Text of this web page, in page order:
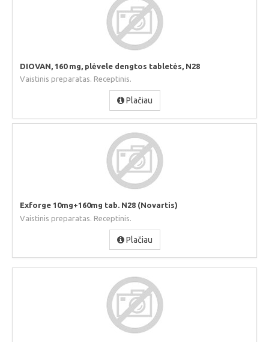
DIOVAN, 160 mg, plėvele dengtos tabletės, N28
Vaistinis preparatas. Receptinis.
Plačiau
Exforge 10mg+160mg tab. N28 (Novartis)
Vaistinis preparatas. Receptinis.
Plačiau